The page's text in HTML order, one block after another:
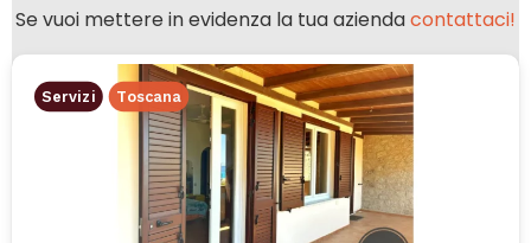
Se vuoi mettere in evidenza la tua aziendacontattaci!
Servizi Toscana